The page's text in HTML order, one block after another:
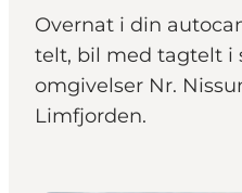
Planlegg reisen
Overnat i din
telt, bil med tagtelt i
omgivelser Nr.
Limfjorden.